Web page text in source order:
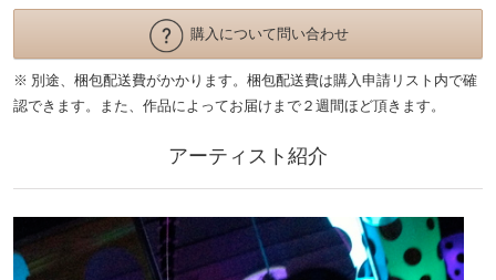
購入について問い合わせ
※ 別途、梱包配送費がかかります。梱包配送費は購入申請リスト内で確
認できます。また、作品によってお届けまで２週間ほど頂きます。
アーティスト紹介